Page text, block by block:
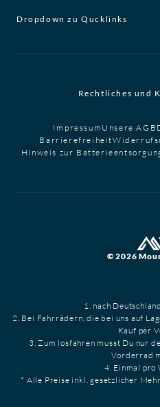
Dropdown zu Qucklinks
Rechtliches und
Impressum Unsere AGB
Barrierefreiheit
Hinweis zur
© 2026
1. nach
2. Bei Fahrrädern, die bei uns auf
Kauf per
3. Zum losfahren musst Du nur
Vorderrad
4. Einmal pro
* Alle Preise inkl. gesetzlicher